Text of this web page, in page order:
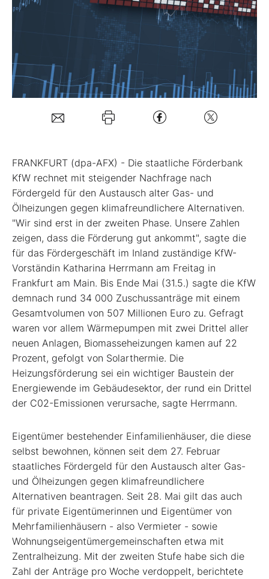
Mein Konto
FRANKFURT (dpa-AFX) - Die staatliche Förderbank
KfW rechnet mit steigender Nachfrage nach
Fördergeld für den Austausch alter Gas- und
Ölheizungen gegen klimafreundlichere Alternativen.
"Wir sind erst in der zweiten Phase. Unsere Zahlen
zeigen, dass die Förderung gut ankommt", sagte die
für das Fördergeschäft im Inland zuständige KfW-
Vorständin Katharina Herrmann am Freitag in
Frankfurt am Main. Bis Ende Mai (31.5.) sagte die KfW
demnach rund 34 000 Zuschussanträge mit einem
Gesamtvolumen von 507 Millionen Euro zu. Gefragt
waren vor allem Wärmepumpen mit zwei Drittel aller
neuen Anlagen, Biomasseheizungen kamen auf 22
Prozent, gefolgt von Solarthermie. Die
Heizungsförderung sei ein wichtiger Baustein der
Energiewende im Gebäudesektor, der rund ein Drittel
der C02-Emissionen verursache, sagte Herrmann.
Eigentümer bestehender Einfamilienhäuser, die diese
selbst bewohnen, können seit dem 27. Februar
staatliches Fördergeld für den Austausch alter Gas-
und Ölheizungen gegen klimafreundlichere
Alternativen beantragen. Seit 28. Mai gilt das auch
für private Eigentümerinnen und Eigentümer von
Mehrfamilienhäusern - also Vermieter - sowie
Wohnungseigentümergemeinschaften etwa mit
Zentralheizung. Mit der zweiten Stufe habe sich die
Zahl der Anträge pro Woche verdoppelt, berichtete